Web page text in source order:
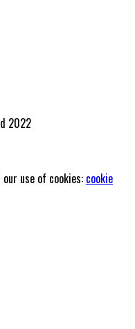
2022
use of cookies: cookie